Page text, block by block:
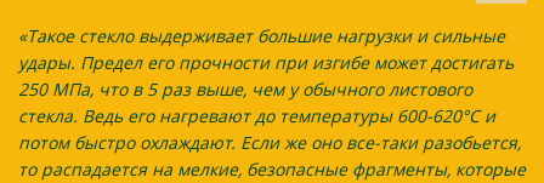
«Такое стекло выдерживает большие нагрузки и сильные
удары. Предел его прочности при изгибе может достигать
250 МПа, что в 5 раз выше, чем у обычного листового
стекла. Ведь его нагревают до температуры 600-620°C и
потом быстро охлаждают. Если же оно все-таки разобьется,
то распадается на мелкие, безопасные фрагменты, которые